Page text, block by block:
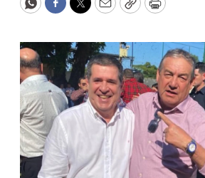
WhatsApp
Facebook
Twitter
EmailCopyPrint